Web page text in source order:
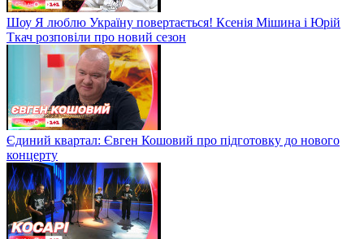
Шоу Я люблю Україну повертається! Ксенія Мішина і Юрій
Ткач розповіли про новий сезон
Єдиний квартал: Євген Кошовий про підготовку до нового
концерту